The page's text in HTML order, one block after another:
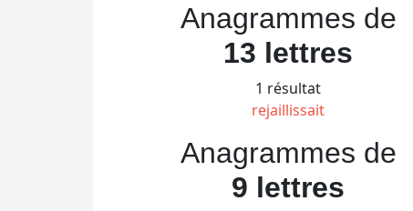
Anagrammes de
13 lettres
1 résultat
rejaillissait
Anagrammes de
9 lettres